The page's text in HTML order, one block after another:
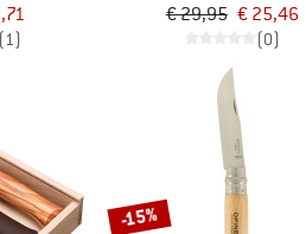
(1)
€ 29,95 € 25,46
(0)
-15%